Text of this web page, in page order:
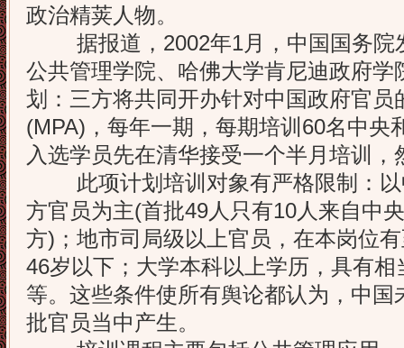
政治精荚人物。
据报道，2002年1月，中国国务院
公共管理学院、哈佛大学肯尼迪政府学
划：三方将共同开办针对中国政府官员
(MPA)，每年一期，每期培训60名中央
入选学员先在清华接受一个半月培训，
此项计划培训对象有严格限制：以
方官员为主(首批49人只有10人来自中
方)；地市司局级以上官员，在本岗位
46岁以下；大学本科以上学历，具有
等。这些条件使所有舆论都认为，中
批官员当中产生。